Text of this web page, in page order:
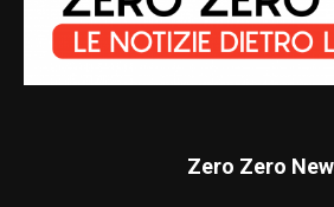
Zero Zero